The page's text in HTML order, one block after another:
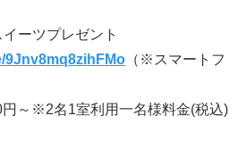
ーツプレゼント
9Jnv8mq8zihFMo （※スマートフ
～※2名1室利用一名様料金(税込)